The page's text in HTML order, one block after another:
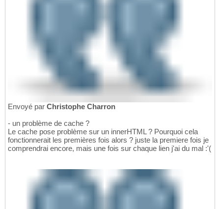
Envoyé par Christophe Charron
- un problème de cache ?
Le cache pose problème sur un innerHTML ? Pourquoi cela
fonctionnerait les premières fois alors ? juste la premiere fois je
comprendrai encore, mais une fois sur chaque lien j'ai du mal :'(